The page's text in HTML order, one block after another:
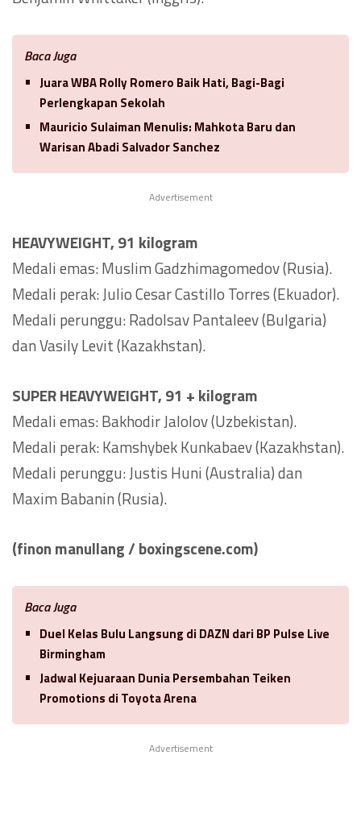
Baca Juga
Juara WBA Rolly Romero Baik Hati, Bagi-Bagi
Perlengkapan Sekolah
Mauricio Sulaiman Menulis: Mahkota Baru dan
Warisan Abadi Salvador Sanchez
Advertisement
HEAVYWEIGHT, 91 kilogram
Medali emas: Muslim Gadzhimagomedov (Rusia).
Medali perak: Julio Cesar Castillo Torres (Ekuador).
Medali perunggu: Radolsav Pantaleev (Bulgaria)
dan Vasily Levit (Kazakhstan).
SUPER HEAVYWEIGHT, 91 + kilogram
Medali emas: Bakhodir Jalolov (Uzbekistan).
Medali perak: Kamshybek Kunkabaev (Kazakhstan).
Medali perunggu: Justis Huni (Australia) dan
Maxim Babanin (Rusia).
(finon manullang / boxingscene.com)
Baca Juga
Duel Kelas Bulu Langsung di DAZN dari BP Pulse Live
Birmingham
Jadwal Kejuaraan Dunia Persembahan Teiken
Promotions di Toyota Arena
Advertisement